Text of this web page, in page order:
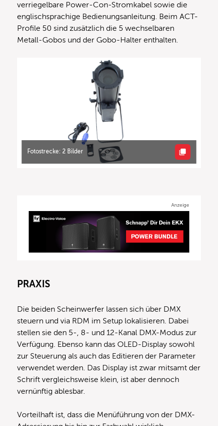
verriegelbare Power-Con-Stromkabel sowie die
englischsprachige Bedienungsanleitung. Beim ACT-
Profile 50 sind zusätzlich die 5 wechselbaren
Metall-Gobos und der Gobo-Halter enthalten.
Fotostrecke: 2 Bilder
Anzeige
PRAXIS
Die beiden Scheinwerfer lassen sich über DMX
steuern und via RDM im Setup lokalisieren. Dabei
stellen sie den 5-, 8- und 12-Kanal DMX-Modus zur
Verfügung. Ebenso kann das OLED-Display sowohl
zur Steuerung als auch das Editieren der Parameter
verwendet werden. Das Display ist zwar mitsamt der
Schrift vergleichsweise klein, ist aber dennoch
vernünftig ablesbar.
Vorteilhaft ist, dass die Menüführung von der DMX-